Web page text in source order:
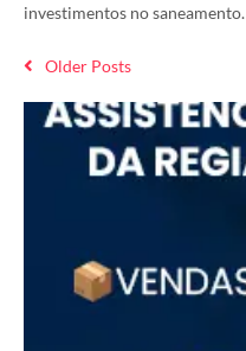
investimentos no saneamento.
Older Posts